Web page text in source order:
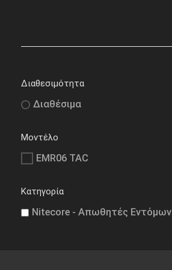
Διαθεσιμότητα
Διαθέσιμα
Μοντέλο
EMR06 TAC
Κατηγορία
Nitecore - Απωθητές Εντόμων